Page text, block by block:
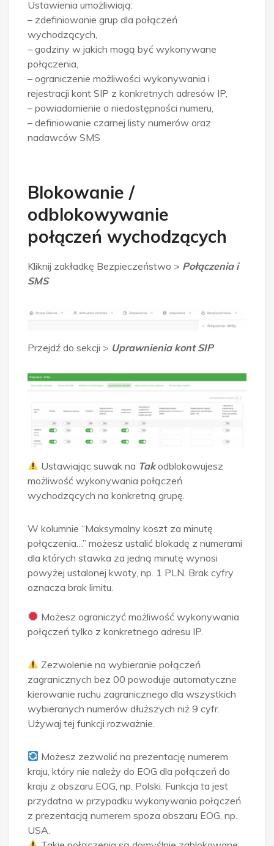
Ustawienia umożliwiają:
– zdefiniowanie grup dla połączeń
wychodzących,
– godziny w jakich mogą być wykonywane
połączenia,
– ograniczenie możliwości wykonywania i
rejestracji kont SIP z konkretnych adresów IP,
– powiadomienie o niedostępności numeru,
– definiowanie czarnej listy numerów oraz
nadawców SMS
Blokowanie /
odblokowywanie
połączeń wychodzących
Kliknij zakładkę Bezpieczeństwo > Połączenia i
SMS
Przejdź do sekcji > Uprawnienia kont SIP
Ustawiając suwak na Takodblokowujesz
możliwość wykonywania połączeń
wychodzących na konkretną grupę.
W kolumnie “Maksymalny koszt za minutę
połączenia…” możesz ustalić blokadę z numerami
dla których stawka za jedną minutę wynosi
powyżej ustalonej kwoty, np. 1 PLN. Brak cyfry
oznacza brak limitu.
Możesz ograniczyć możliwość wykonywania
połączeń tylko z konkretnego adresu IP.
Zezwolenie na wybieranie połączeń
zagranicznych bez 00 powoduje automatyczne
kierowanie ruchu zagranicznego dla wszystkich
wybieranych numerów dłuższych niż 9 cyfr.
Używaj tej funkcji rozważnie.
Możesz zezwolić na prezentację numerem
kraju, który nie należy do EOG dla połączeń do
kraju z obszaru EOG, np. Polski. Funkcja ta jest
przydatna w przypadku wykonywania połączeń
z prezentacją numerem spoza obszaru EOG, np.
USA.